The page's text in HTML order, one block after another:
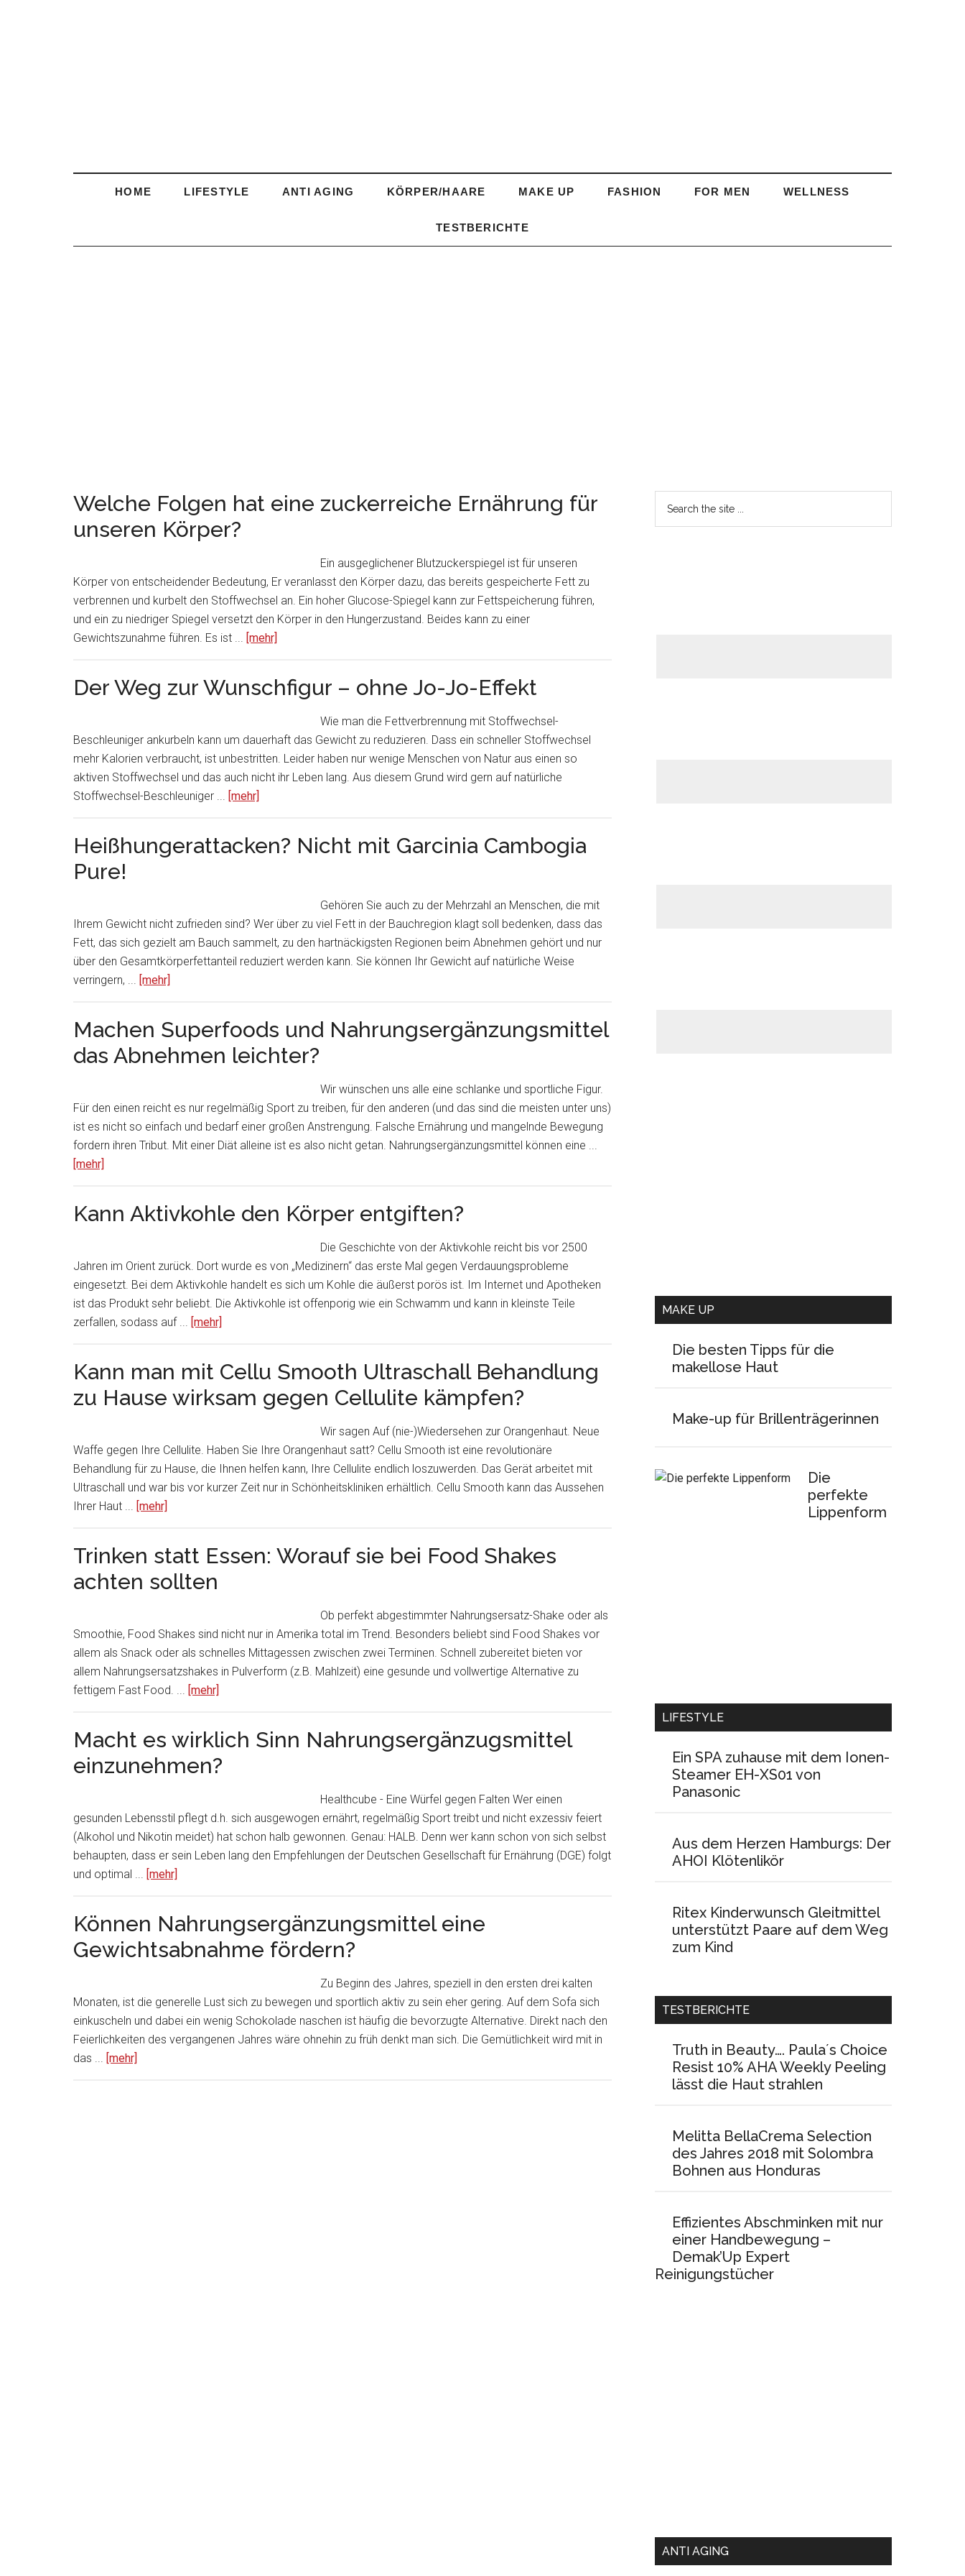
HOME LIFESTYLE ANTI AGING KÖRPER/HAARE MAKE UP FASHION FOR MEN WELLNESS
TESTBERICHTE
Welche Folgen hat eine zuckerreiche Ernährung für
unseren Körper?
Ein ausgeglichener Blutzuckerspiegel ist für unseren
Körper von entscheidender Bedeutung, Er veranlasst den Körper dazu, das bereits gespeicherte Fett zu
verbrennen und kurbelt den Stoffwechsel an. Ein hoher Glucose-Spiegel kann zur Fettspeicherung führen,
und ein zu niedriger Spiegel versetzt den Körper in den Hungerzustand. Beides kann zu einer
Gewichtszunahme führen. Es ist ... [mehr]
Der Weg zur Wunschfigur – ohne Jo-Jo-Effekt
Wie man die Fettverbrennung mit Stoffwechsel-
Beschleuniger ankurbeln kann um dauerhaft das Gewicht zu reduzieren. Dass ein schneller Stoffwechsel
mehr Kalorien verbraucht, ist unbestritten. Leider haben nur wenige Menschen von Natur aus einen so
aktiven Stoffwechsel und das auch nicht ihr Leben lang. Aus diesem Grund wird gern auf natürliche
Stoffwechsel-Beschleuniger ... [mehr]
Heißhungerattacken? Nicht mit Garcinia Cambogia
Pure!
Gehören Sie auch zu der Mehrzahl an Menschen, die mit
Ihrem Gewicht nicht zufrieden sind? Wer über zu viel Fett in der Bauchregion klagt soll bedenken, dass das
Fett, das sich gezielt am Bauch sammelt, zu den hartnäckigsten Regionen beim Abnehmen gehört und nur
über den Gesamtkörperfettanteil reduziert werden kann. Sie können Ihr Gewicht auf natürliche Weise
verringern, ... [mehr]
Machen Superfoods und Nahrungsergänzungsmittel
das Abnehmen leichter?
Wir wünschen uns alle eine schlanke und sportliche Figur.
Für den einen reicht es nur regelmäßig Sport zu treiben, für den anderen (und das sind die meisten unter uns)
ist es nicht so einfach und bedarf einer großen Anstrengung. Falsche Ernährung und mangelnde Bewegung
fordern ihren Tribut. Mit einer Diät alleine ist es also nicht getan. Nahrungsergänzungsmittel können eine ...
[mehr]
Kann Aktivkohle den Körper entgiften?
Die Geschichte von der Aktivkohle reicht bis vor 2500
Jahren im Orient zurück. Dort wurde es von „Medizinern“ das erste Mal gegen Verdauungsprobleme
eingesetzt. Bei dem Aktivkohle handelt es sich um Kohle die äußerst porös ist. Im Internet und Apotheken
ist das Produkt sehr beliebt. Die Aktivkohle ist offenporig wie ein Schwamm und kann in kleinste Teile
zerfallen, sodass auf ... [mehr]
Kann man mit Cellu Smooth Ultraschall Behandlung
zu Hause wirksam gegen Cellulite kämpfen?
Wir sagen Auf (nie-)Wiedersehen zur Orangenhaut. Neue
Waffe gegen Ihre Cellulite. Haben Sie Ihre Orangenhaut satt? Cellu Smooth ist eine revolutionäre
Behandlung für zu Hause, die Ihnen helfen kann, Ihre Cellulite endlich loszuwerden. Das Gerät arbeitet mit
Ultraschall und war bis vor kurzer Zeit nur in Schönheitskliniken erhältlich. Cellu Smooth kann das Aussehen
Ihrer Haut ... [mehr]
Trinken statt Essen: Worauf sie bei Food Shakes
achten sollten
Ob perfekt abgestimmter Nahrungsersatz-Shake oder als
Smoothie, Food Shakes sind nicht nur in Amerika total im Trend. Besonders beliebt sind Food Shakes vor
allem als Snack oder als schnelles Mittagessen zwischen zwei Terminen. Schnell zubereitet bieten vor
allem Nahrungsersatzshakes in Pulverform (z.B. Mahlzeit) eine gesunde und vollwertige Alternative zu
fettigem Fast Food. ... [mehr]
Macht es wirklich Sinn Nahrungsergänzugsmittel
einzunehmen?
Healthcube - Eine Würfel gegen Falten Wer einen
gesunden Lebensstil pflegt d.h. sich ausgewogen ernährt, regelmäßig Sport treibt und nicht exzessiv feiert
(Alkohol und Nikotin meidet) hat schon halb gewonnen. Genau: HALB. Denn wer kann schon von sich selbst
behaupten, dass er sein Leben lang den Empfehlungen der Deutschen Gesellschaft für Ernährung (DGE) folgt
und optimal ... [mehr]
Können Nahrungsergänzungsmittel eine
Gewichtsabnahme fördern?
Zu Beginn des Jahres, speziell in den ersten drei kalten
Monaten, ist die generelle Lust sich zu bewegen und sportlich aktiv zu sein eher gering. Auf dem Sofa sich
einkuscheln und dabei ein wenig Schokolade naschen ist häufig die bevorzugte Alternative. Direkt nach den
Feierlichkeiten des vergangenen Jahres wäre ohnehin zu früh denkt man sich. Die Gemütlichkeit wird mit in
das ... [mehr]
MAKE UP
Die besten Tipps für die
makellose Haut
Make-up für Brillenträgerinnen
Die
perfekte
Lippenform
LIFESTYLE
Ein SPA zuhause mit dem Ionen-
Steamer EH-XS01 von
Panasonic
Aus dem Herzen Hamburgs: Der
AHOI Klötenlikör
Ritex Kinderwunsch Gleitmittel
unterstützt Paare auf dem Weg
zum Kind
TESTBERICHTE
Truth in Beauty…. Paula´s Choice
Resist 10% AHA Weekly Peeling
lässt die Haut strahlen
Melitta BellaCrema Selection
des Jahres 2018 mit Solombra
Bohnen aus Honduras
Effizientes Abschminken mit nur
einer Handbewegung –
Demak’Up Expert
Reinigungstücher
ANTI AGING